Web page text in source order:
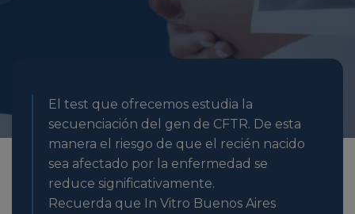
El test que ofrecemos estudia la
secuenciación del gen de CFTR. De esta
manera el riesgo de que el recién nacido
sea afectado por la enfermedad se
reduce significativamente.
Recuerda que In Vitro Buenos Aires